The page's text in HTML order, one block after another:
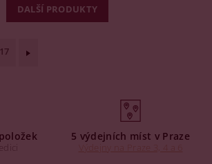
DALŠÍ PRODUKTY
5 výdejních míst v Praze